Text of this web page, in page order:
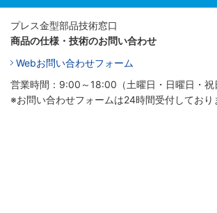
プレス金型部品技術窓口
商品の仕様・技術のお問い合わせ
Webお問い合わせフォーム
営業時間：9:00～18:00（土曜日・日曜日・祝
※お問い合わせフォームは24時間受付しており